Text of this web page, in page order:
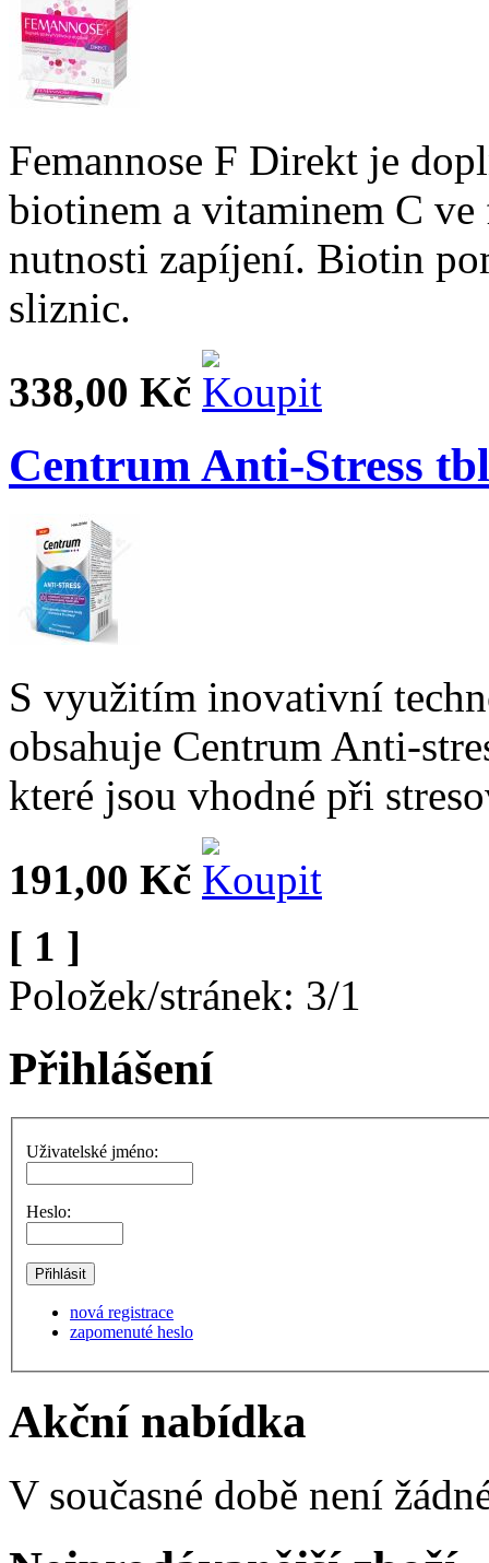
Femannose F Direkt je
biotinem a vitaminem C ve
nutnosti zapíjení. Biotin
sliznic.
338,00 Kč
Centrum Anti-Stress
S využitím inovativní
obsahuje Centrum Anti-
které jsou vhodné při
191,00 Kč
[ 1 ]
Položek/stránek: 3/1
Přihlášení
Uživatelské jméno:
Heslo:
nová registrace
zapomenuté heslo
Akční nabídka
V současné době není